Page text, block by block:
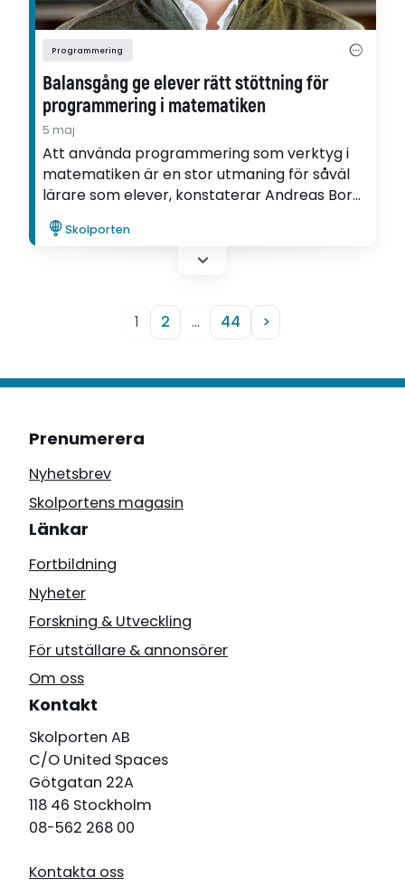
Programmering
Balansgång ge elever rätt stöttning för
programmering i matematiken
5 maj
Att använda programmering som verktyg i
matematiken är en stor utmaning för såväl
lärare som elever, konstaterar Andreas Borg
som forskat i ämnet.
Skolporten
1 2 … 44 >
Prenumerera
Nyhetsbrev
Skolportens magasin
Länkar
Fortbildning
Nyheter
Forskning & Utveckling
För utställare & annonsörer
Om oss
Kontakt
Skolporten AB
C/O United Spaces
Götgatan 22A
118 46 Stockholm
08-562 268 00
Kontakta oss